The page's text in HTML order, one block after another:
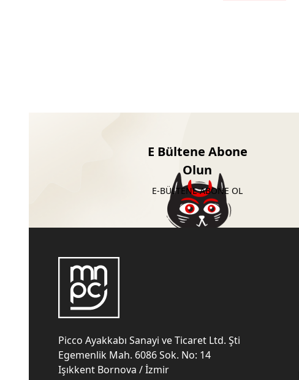
E Bültene Abone
Olun
E-BÜLTENE ABONE OL
Picco Ayakkabı Sanayi ve Ticaret Ltd. Şti
Egemenlik Mah. 6086 Sok. No: 14
Işıkkent Bornova / İzmir